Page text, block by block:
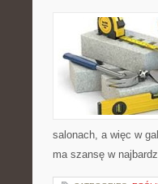
salonach, a więc w
ma szansę w